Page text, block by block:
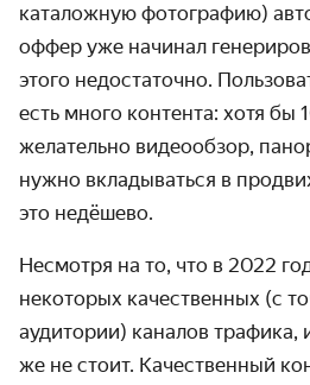
каталожную фотографию)
оффер уже начинал
этого недостаточно.
есть много контента: хотя бы
желательно видеообзор,
нужно вкладываться в
это недёшево.
Несмотря на то, что в 2022
некоторых качественных (с
аудитории) каналов трафика,
же не стоит. Качественный